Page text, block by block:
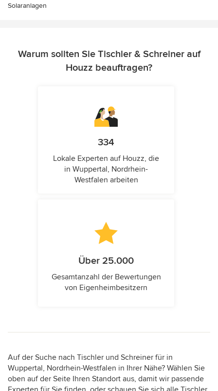
Solaranlagen
Warum sollten Sie Tischler & Schreiner auf
Houzz beauftragen?
334
Lokale Experten auf Houzz, die
in Wuppertal, Nordrhein-
Westfalen arbeiten
Über 25.000
Gesamtanzahl der Bewertungen
von Eigenheimbesitzern
Auf der Suche nach Tischler und Schreiner für in
Wuppertal, Nordrhein-Westfalen in Ihrer Nähe? Wählen Sie
oben auf der Seite Ihren Standort aus, damit wir passende